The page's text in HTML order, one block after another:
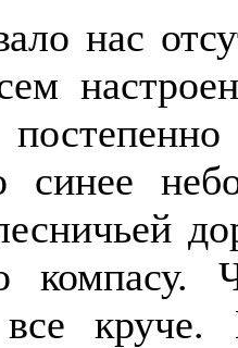
нас
синее
компасу.
все